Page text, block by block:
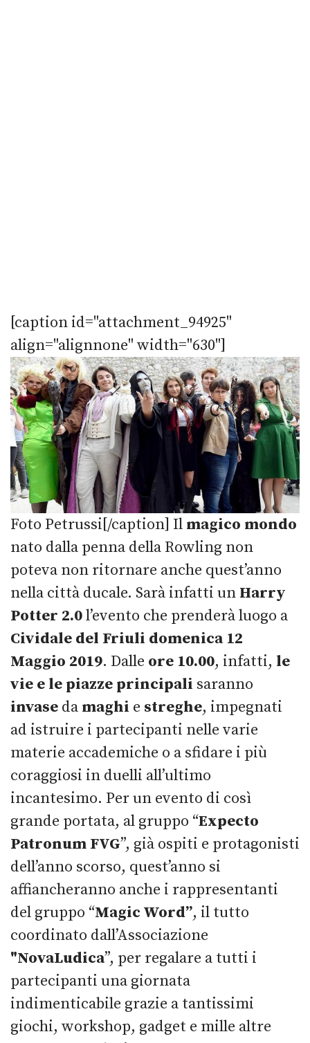
[caption id="attachment_94925"
align="alignnone" width="630"]
Foto Petrussi[/caption] Il magico mondo
nato dalla penna della Rowling non
poteva non ritornare anche quest’anno
nella città ducale. Sarà infatti un Harry
Potter 2.0l’evento che prenderà luogo a
Cividale del Friuli domenica 12
Maggio 2019. Dalle ore 10.00, infatti, le
vie e le piazze principali saranno
invase da maghi e streghe, impegnati
ad istruire i partecipanti nelle varie
materie accademiche o a sfidare i più
coraggiosi in duelli all’ultimo
incantesimo. Per un evento di così
grande portata, al gruppo “Expecto
Patronum FVG”, già ospiti e protagonisti
dell’anno scorso, quest’anno si
affiancheranno anche i rappresentanti
del gruppo “Magic Word”, il tutto
coordinato dall’Associazione
"NovaLudica”, per regalare a tutti i
partecipanti una giornata
indimenticabile grazie a tantissimi
giochi, workshop, gadget e mille altre